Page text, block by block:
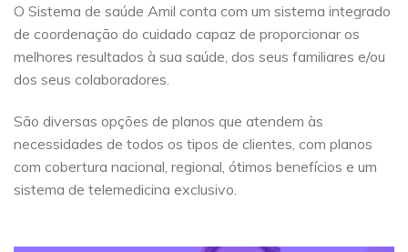
O Sistema de saúde Amil conta com um sistema integrado
de coordenação do cuidado capaz de proporcionar os
melhores resultados à sua saúde, dos seus familiares e/ou
dos seus colaboradores.
São diversas opções de planos que atendem às
necessidades de todos os tipos de clientes, com planos
com cobertura nacional, regional, ótimos benefícios e um
sistema de telemedicina exclusivo.